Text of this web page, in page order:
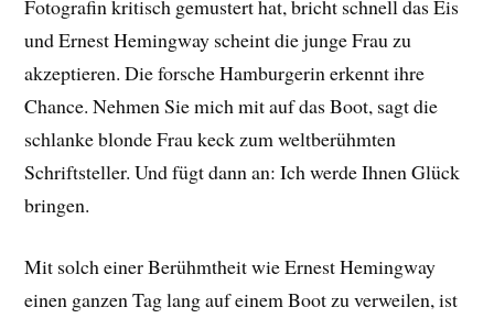
Fotografin kritisch gemustert hat, bricht schnell das Eis
und Ernest Hemingway scheint die junge Frau zu
akzeptieren. Die forsche Hamburgerin erkennt ihre
Chance. Nehmen Sie mich mit auf das Boot, sagt die
schlanke blonde Frau keck zum weltberühmten
Schriftsteller. Und fügt dann an: Ich werde Ihnen Glück
bringen.
Mit solch einer Berühmtheit wie Ernest Hemingway
einen ganzen Tag lang auf einem Boot zu verweilen, ist